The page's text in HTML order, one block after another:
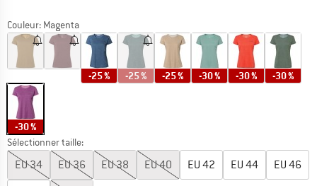
Couleur: Magenta
-25 % -25 % -25 % -30 % -30 % -30 %
-30 %
Sélectionner taille:
EU34 EU36 EU38 EU40 EU 42 EU 44 EU 46